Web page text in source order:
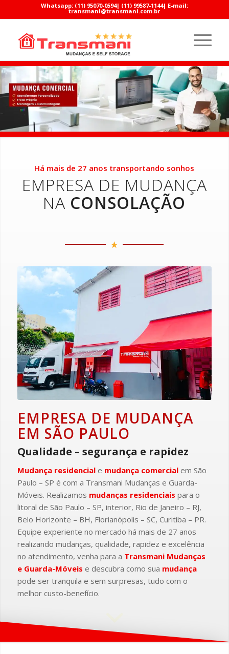
Whatsapp: (11) 95070-0594| (11) 99587-1144| E-mail:
transmani@transmani.com.br
Há mais de 27 anos transportando sonhos
EMPRESA DE MUDANÇA
NA CONSOLAÇÃO
EMPRESA DE MUDANÇA
EM SÃO PAULO
Qualidade – segurança e rapidez
Mudança residenciale mudança comercialem São
Paulo – SP é com a Transmani Mudanças e Guarda-
Móveis. Realizamos mudanças residenciais para o
litoral de São Paulo – SP, interior, Rio de Janeiro – RJ,
Belo Horizonte – BH, Florianópolis – SC, Curitiba – PR.
Equipe experiente no mercado há mais de 27 anos
realizando mudanças, qualidade, rapidez e excelência
no atendimento, venha para a Transmani Mudanças
e Guarda-Móveis e descubra como sua mudança
pode ser tranquila e sem surpresas, tudo com o
melhor custo-benefício.